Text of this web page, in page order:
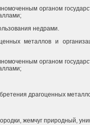
органом
недрами.
металлов и
органом
драгоценных
жемчуг природный,